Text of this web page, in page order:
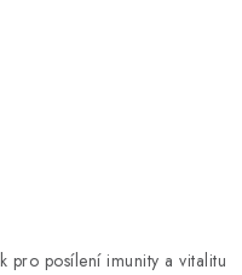
podmínky
pro posílení imunity a vitalitu